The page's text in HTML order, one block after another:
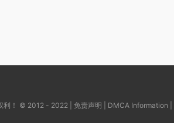
利！ © 2012 - 2022 | 免责声明 DMCA Information